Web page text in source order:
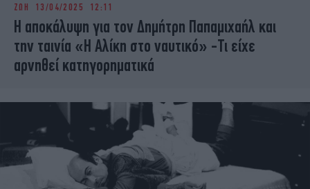
ΖΩΗ 13/04/2025 12:11
Η αποκάλυψη για τον Δημήτρη Παπαμιχαήλ και
την ταινία «Η Αλίκη στο ναυτικό» -Τι είχε
αρνηθεί κατηγορηματικά